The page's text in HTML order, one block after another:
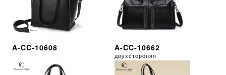
A-CC-10608 A-CC-10662
двухстороняя